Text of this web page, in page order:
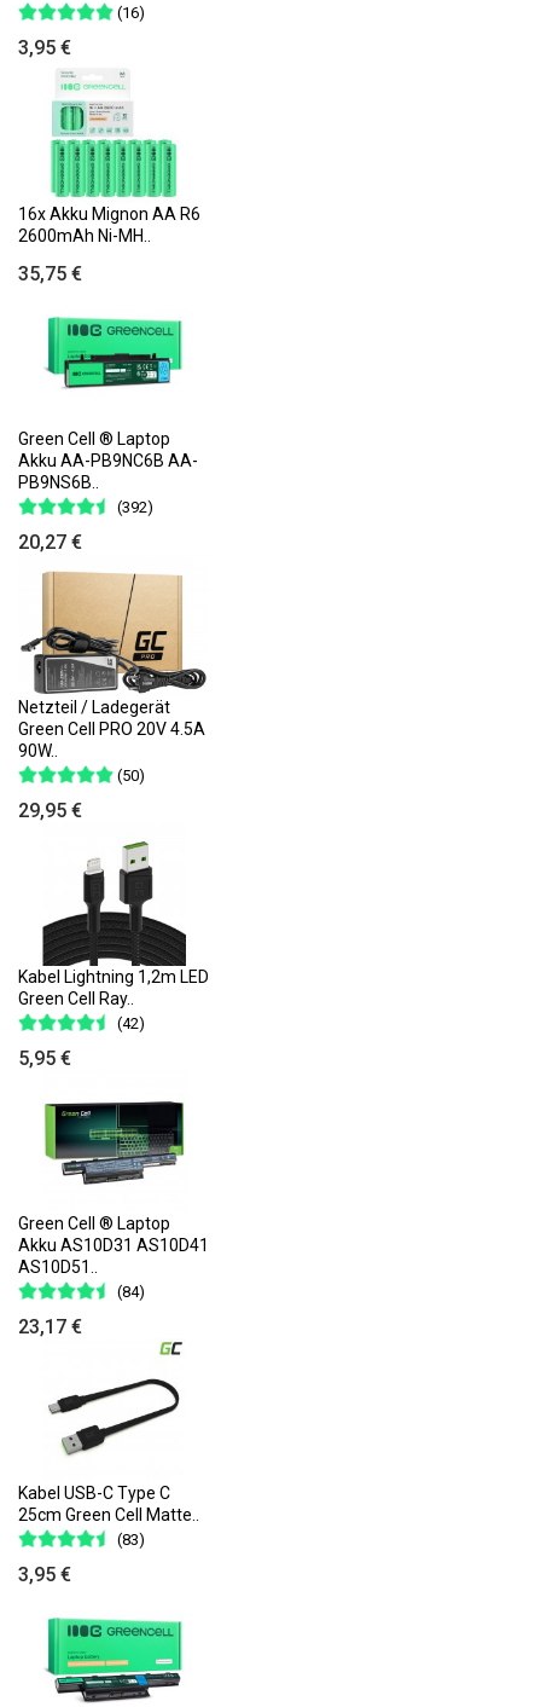
(16)
3,95 €
16x Akku Mignon AA R6
2600mAh Ni-MH..
35,75 €
Green Cell ® Laptop
Akku AA-PB9NC6B AA-
PB9NS6B..
(392)
20,27 €
Netzteil / Ladegerät
Green Cell PRO 20V 4.5A
90W..
(50)
29,95 €
Kabel Lightning 1,2m LED
Green Cell Ray..
(42)
5,95 €
Green Cell ® Laptop
Akku AS10D31 AS10D41
AS10D51..
(84)
23,17 €
Kabel USB-C Type C
25cm Green Cell Matte..
(83)
3,95 €